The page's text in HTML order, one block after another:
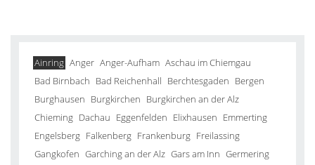
Ainring Anger Anger-Aufham Aschau im Chiemgau
Bad Birnbach Bad Reichenhall Berchtesgaden Bergen
Burghausen Burgkirchen Burgkirchen an der Alz
Chieming Dachau Eggenfelden Elixhausen Emmerting
Engelsberg Falkenberg Frankenburg Freilassing
Gangkofen Garching an der Alz Gars am Inn Germering